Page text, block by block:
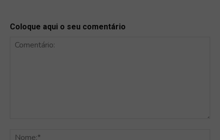
Coloque aqui o seu comentário